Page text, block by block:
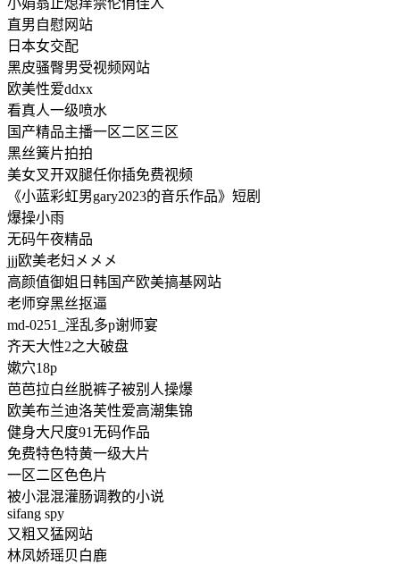
直男自慰网站
日本女交配
黑皮骚臀男受视频网站
欧美性爱ddxx
看真人一级喷水
国产精品主播一区二区三区
黑丝簧片拍拍
美女叉开双腿任你插免费视频
《小蓝彩虹男gary2023的音乐作品》短剧
爆操小雨
无码午夜精品
jjj欧美老妇㐅㐅㐅
高颜值御姐日韩国产欧美搞基网站
老师穿黑丝抠逼
md-0251_淫乱多p谢师宴
齐天大性2之大破盘
嫰穴18p
芭芭拉白丝脱裤子被别人操爆
欧美布兰迪洛芙性爱高潮集锦
健身大尺度91无码作品
免费特色特黄一级大片
一区二区色色片
被小混混灌肠调教的小说
sifang spy
又粗又猛网站
林凤娇瑶贝白鹿